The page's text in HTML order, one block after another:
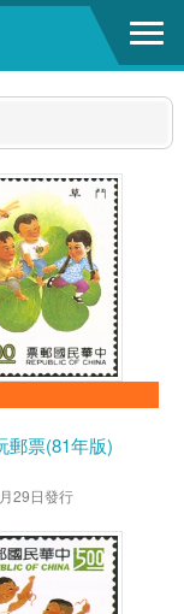
郵票(81年版)
29日發行